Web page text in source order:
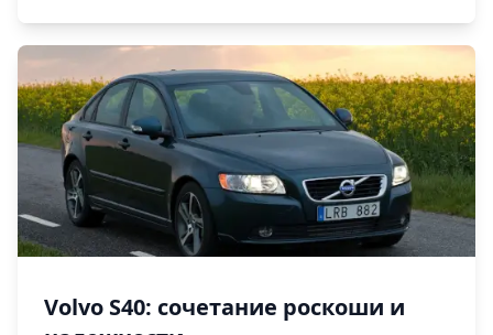
Volvo S40: сочетание роскоши и